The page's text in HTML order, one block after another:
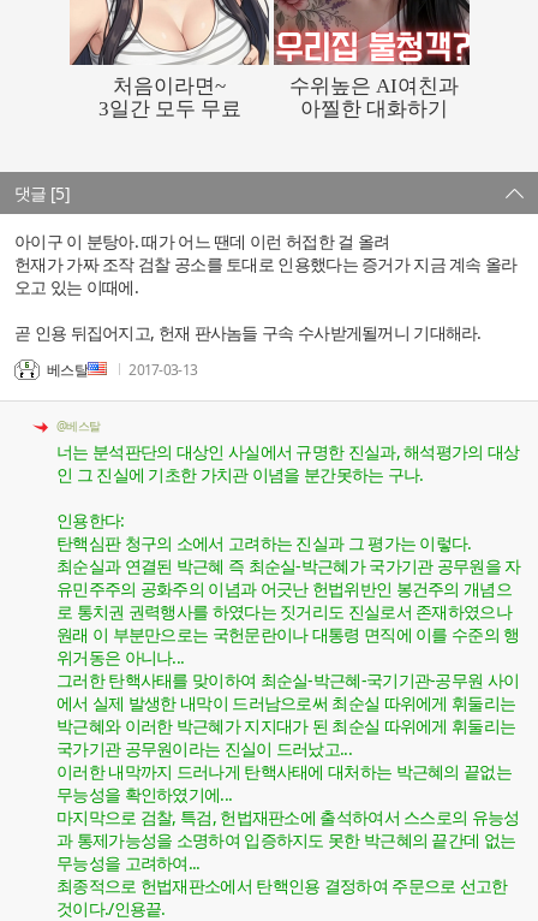
댓글 [5]
아이구 이 분탕아. 때가 어느 땐데 이런 허접한 걸 올려
헌재가 가짜 조작 검찰 공소를 토대로 인용했다는 증거가 지금 계속 올라
오고 있는 이때에.
곧 인용 뒤집어지고, 헌재 판사놈들 구속 수사받게될꺼니 기대해라.
베스탈 2017-03-13
@베스탈
너는 분석판단의 대상인 사실에서 규명한 진실과, 해석평가의 대상
인 그 진실에 기초한 가치관 이념을 분간못하는 구나.
인용한다:
탄핵심판 청구의 소에서 고려하는 진실과 그 평가는 이렇다.
최순실과 연결된 박근혜 즉 최순실-박근혜가 국가기관 공무원을 자
유민주주의 공화주의 이념과 어긋난 헌법위반인 봉건주의 개념으
로 통치권 권력행사를 하였다는 짓거리도 진실로서 존재하였으나
원래 이 부분만으로는 국헌문란이나 대통령 면직에 이를 수준의 행
위거동은 아니나...
그러한 탄핵사태를 맞이하여 최순실-박근혜-국기기관-공무원 사이
에서 실제 발생한 내막이 드러남으로써 최순실 따위에게 휘둘리는
박근혜와 이러한 박근혜가 지지대가 된 최순실 따위에게 휘둘리는
국가기관 공무원이라는 진실이 드러났고...
이러한 내막까지 드러나게 탄핵사태에 대처하는 박근혜의 끝없는
무능성을 확인하였기에...
마지막으로 검찰, 특검, 헌법재판소에 출석하여서 스스로의 유능성
과 통제가능성을 소명하여 입증하지도 못한 박근혜의 끝간데 없는
무능성을 고려하여...
최종적으로 헌법재판소에서 탄핵인용 결정하여 주문으로 선고한
것이다./인용끝.